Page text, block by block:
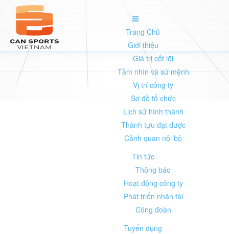
Trang Chủ
Giới thiệu
Giá trị cốt lõi
Tầm nhìn và sứ mệnh
Vị trí công ty
Sơ đồ tổ chức
Lịch sử hình thành
Thành tựu đạt được
Cảnh quan nội bộ
Tin tức
Thông báo
Hoạt động công ty
Phát triển nhân tài
Công đoàn
Tuyển dụng